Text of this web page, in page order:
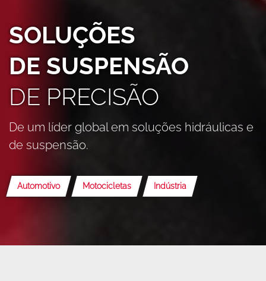
SOLUÇÕES
DE SUSPENSÃO
DE PRECISÃO
De um líder global em soluções hidráulicas e
de suspensão.
Automotivo Motocicletas Indústria